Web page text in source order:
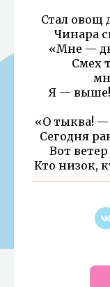
Стал овощ
Чинара
«Мне —
Смех
Я —
«О тыква! —
Сегодня
Вот
Кто низок,